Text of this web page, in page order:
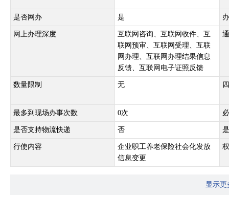
是否网办 是
网上办理深度
互联网咨询、互联网收件、互
联网预审、互联网受理、互联
网办理、互联网办理结果信息
反馈、互联网电子证照反馈
数量限制 无
最多到现场办事次数 0次
是否支持物流快递 否
行使内容
企业职工养老保险社会化发放
信息变更
显示更